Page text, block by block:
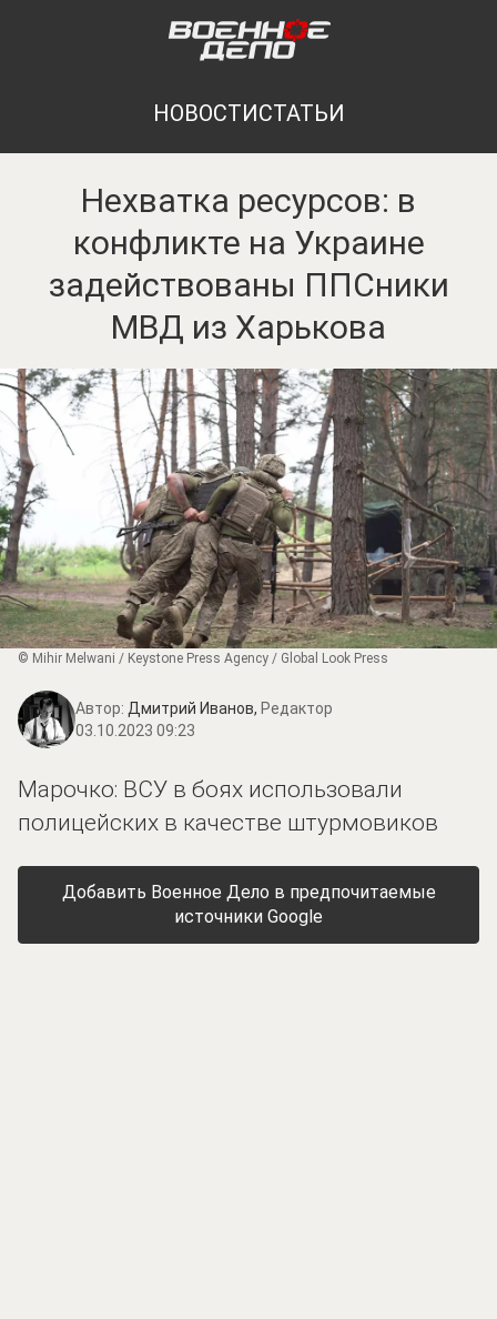
НОВОСТИСТАТЬИ
Нехватка ресурсов: в
конфликте на Украине
задействованы ППСники
МВД из Харькова
© Mihir Melwani / Keystone Press Agency / Global Look Press
Автор: Дмитрий Иванов, Редактор
03.10.2023 09:23
Марочко: ВСУ в боях использовали
полицейских в качестве штурмовиков
Добавить Военное Дело в предпочитаемые
источники Google